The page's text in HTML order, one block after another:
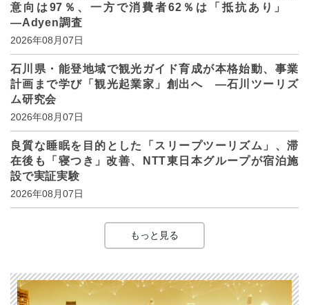
意向は97％、一方で消費者62％は「抵抗あり」
―Adyen調査
2026年08月07日
石川県・能登地域で観光ガイド育成が本格始動、事業
計画まで学び「観光起業家」創出へ ―石川ツーリズ
ム研究会
2026年08月07日
良質な睡眠を目的とした「スリープツーリズム」、滞
在後も「寝つき」改善、NTT東日本グループが宿泊施
設で実証実験
2026年08月07日
もっと見る